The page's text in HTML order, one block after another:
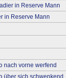
in Reserve Mann
in Reserve Mann
nach vorne werfend